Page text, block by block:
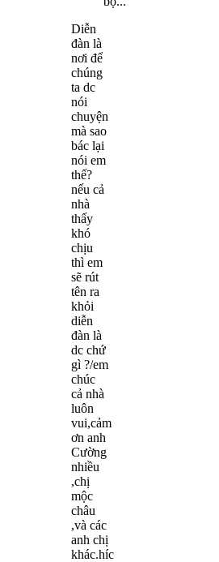
Diễn
đàn là
nơi để
chúng
ta dc
nói
chuyện
mà sao
bác lại
nói em
thế?
nếu cả
nhà
thấy
khó
chịu
thì em
sẽ rút
tên ra
khỏi
diễn
đàn là
dc chứ
gì ?/em
chúc
cả nhà
luôn
vui,cảm
ơn anh
Cường
nhiều
,chị
mộc
châu
,và các
anh chị
khác.híc